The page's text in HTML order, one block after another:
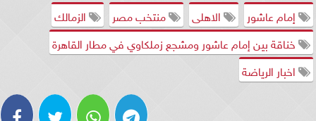
إمام عاشور
الاهلى منتخب مصر
الزمالك
خناقة بين إمام عاشور ومشجع زملكاوي في مطار القاهرة
اخبار الرياضة